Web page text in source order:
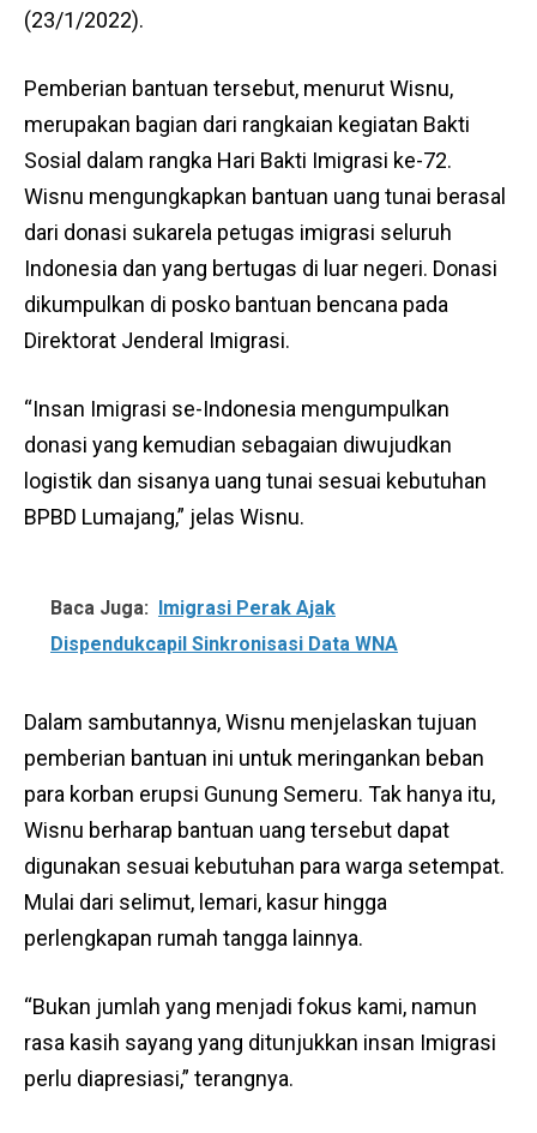
(23/1/2022).
Pemberian bantuan tersebut, menurut Wisnu,
merupakan bagian dari rangkaian kegiatan Bakti
Sosial dalam rangka Hari Bakti Imigrasi ke-72.
Wisnu mengungkapkan bantuan uang tunai berasal
dari donasi sukarela petugas imigrasi seluruh
Indonesia dan yang bertugas di luar negeri. Donasi
dikumpulkan di posko bantuan bencana pada
Direktorat Jenderal Imigrasi.
“Insan Imigrasi se-Indonesia mengumpulkan
donasi yang kemudian sebagaian diwujudkan
logistik dan sisanya uang tunai sesuai kebutuhan
BPBD Lumajang,” jelas Wisnu.
Baca Juga: Imigrasi Perak Ajak
Dispendukcapil Sinkronisasi Data WNA
Dalam sambutannya, Wisnu menjelaskan tujuan
pemberian bantuan ini untuk meringankan beban
para korban erupsi Gunung Semeru. Tak hanya itu,
Wisnu berharap bantuan uang tersebut dapat
digunakan sesuai kebutuhan para warga setempat.
Mulai dari selimut, lemari, kasur hingga
perlengkapan rumah tangga lainnya.
“Bukan jumlah yang menjadi fokus kami, namun
rasa kasih sayang yang ditunjukkan insan Imigrasi
perlu diapresiasi,” terangnya.